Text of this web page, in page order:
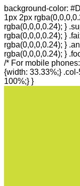
background-color:
1px 2px
rgba(0,0,0,0.24); }
rgba(0,0,0,0.24); }
rgba(0,0,0,0.24); }
rgba(0,0,0,0.24); }
/* For mobile
{width: 33.33%;}
100%;} }